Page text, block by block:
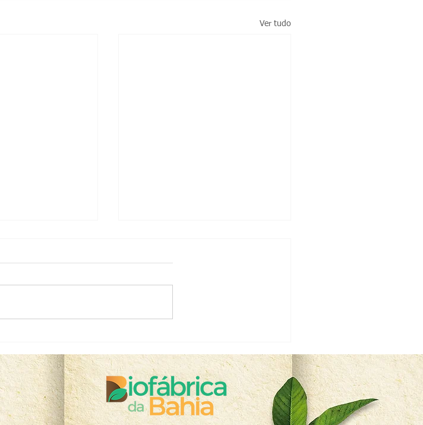
Ver tudo
parceiras e
do Instituto
Bahia,
o evento
Instituto Biofábrica da Bahia
de mãos dadas em nova
fase